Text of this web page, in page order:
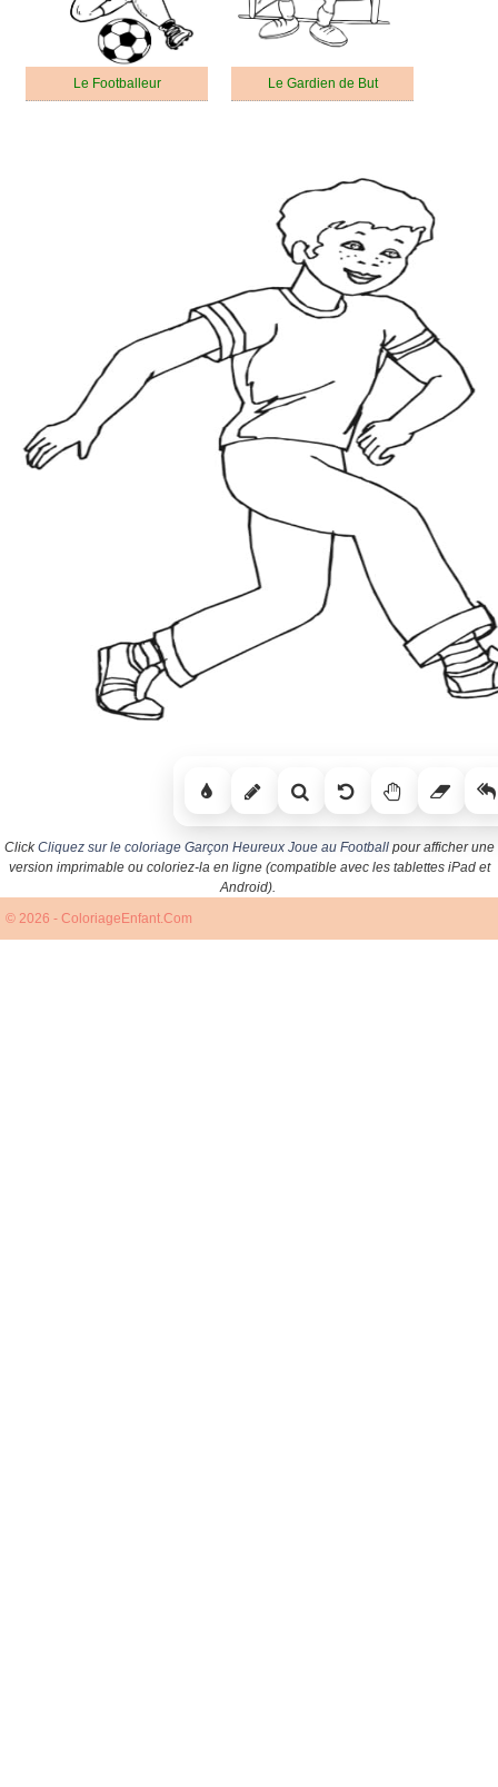
Le Footballeur Le Gardien de But
ClickCliquez sur le coloriage Garçon Heureux Joue au Footballpour afficher une
version imprimable ou coloriez-la en ligne (compatible avec les tablettes iPad et
Android).
© 2026 - ColoriageEnfant.Com